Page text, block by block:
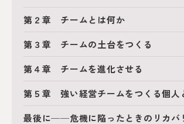
第２章 チームとは何か
第３章 チームの土台をつくる
第４章 チームを進化させる
第５章 強い経営チームをつくる個人
最後に──危機に陥ったときのリカバ